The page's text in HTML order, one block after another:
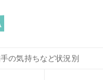
の気持ちなど状況別